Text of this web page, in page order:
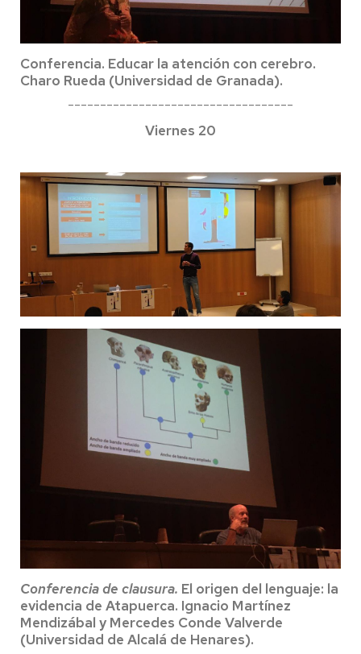
Conferencia. Educar la atención con cerebro.
Charo Rueda (Universidad de Granada).
-----------------------------------
Viernes 20
Conferencia de clausura. El origen del lenguaje: la
evidencia de Atapuerca. Ignacio Martínez
Mendizábal y Mercedes Conde Valverde
(Universidad de Alcalá de Henares).